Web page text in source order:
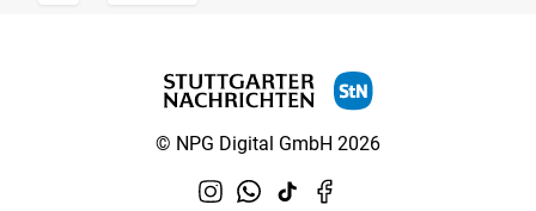
© NPG Digital GmbH 2026